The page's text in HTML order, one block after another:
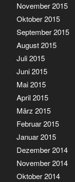
November 2015
Oktober 2015
September 2015
August 2015
Juli 2015
Juni 2015
Mai 2015
April 2015
März 2015
Februar 2015
Januar 2015
Dezember 2014
November 2014
Oktober 2014